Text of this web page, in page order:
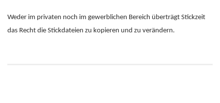
Weder im privaten noch im gewerblichen Bereich überträgt Stickzeit
das Recht die Stickdateien zu kopieren und zu verändern.